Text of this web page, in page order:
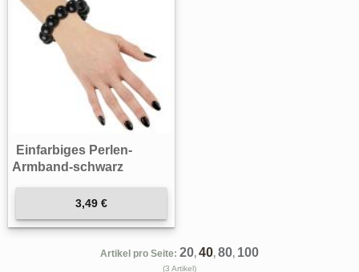
Einfarbiges Perlen-
Armband-schwarz
3,49 €
Artikel pro Seite: 20, 40, 80, 100
(3 Artikel)